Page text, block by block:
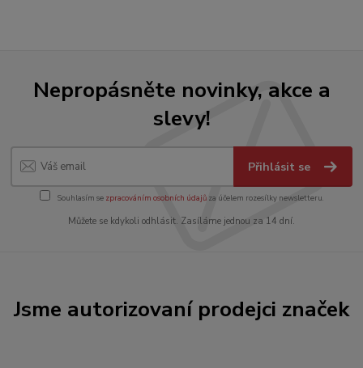
Nepropásněte novinky, akce a
slevy!
Přihlásit se
Souhlasím se zpracováním osobních údajůza účelem rozesílky newsletteru.
Můžete se kdykoli odhlásit. Zasíláme jednou za 14 dní.
Jsme autorizovaní prodejci značek